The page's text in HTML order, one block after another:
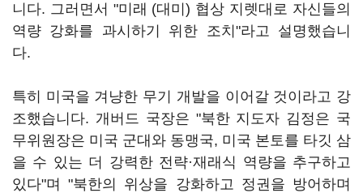
니다. 그러면서 "미래 (대미) 협상 지렛대로 자신들의
역량 강화를 과시하기 위한 조치"라고 설명했습니
다.
특히 미국을 겨냥한 무기 개발을 이어갈 것이라고 강
조했습니다. 개버드 국장은 "북한 지도자 김정은 국
무위원장은 미국 군대와 동맹국, 미국 본토를 타깃 삼
을 수 있는 더 강력한 전략·재래식 역량을 추구하고
있다"며 "북한의 위상을 강화하고 정권을 방어하며